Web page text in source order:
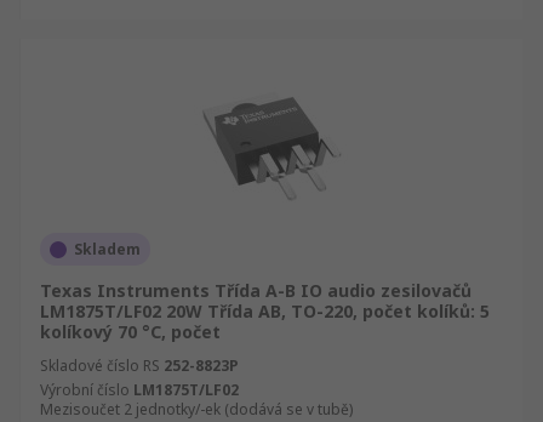
Skladem
Texas Instruments Třída A-B IO audio zesilovačů
LM1875T/LF02 20W Třída AB, TO-220, počet kolíků: 5
kolíkový 70 °C, počet
Skladové číslo RS 252-8823P
Výrobní číslo LM1875T/LF02
Mezisoučet 2 jednotky/-ek (dodává se v tubě)